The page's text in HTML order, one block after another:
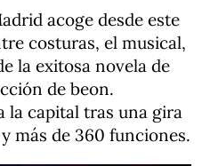
acoge desde este
costuras, el musical,
la exitosa novela de
de beon.
la capital tras una gira
más de 360 funciones.